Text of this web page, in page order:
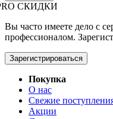
СКИДКИ
Вы часто имеете дело с
профессионалом.
Зарегистрироваться
Покупка
О нас
Свежие
Акции